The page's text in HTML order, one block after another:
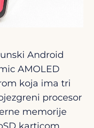
Android
AMOLED
koja ima tri
procesor
memorije
karticom.